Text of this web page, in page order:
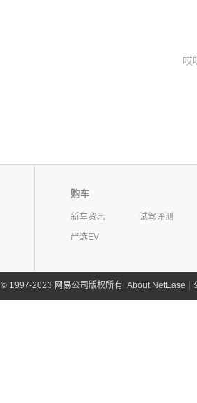
哎
购车
新车资讯
试驾评测
严选EV
©1997-2023 网易公司版权所有 About NetEase